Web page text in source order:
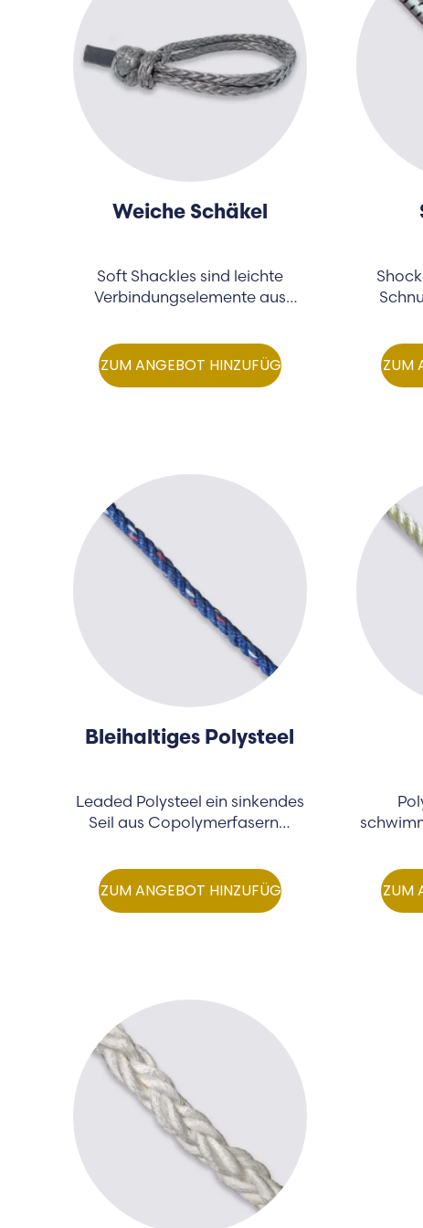
Weiche Schäkel
Soft Shackles sind leichte
Verbindungselemente aus
ZUM ANGEBOT HINZUFÜGEN ZUM
Bleihaltiges Polysteel
Leaded Polysteel ein sinkendes
Seil aus Copolymerfasern…
ZUM ANGEBOT HINZUFÜGEN ZUM